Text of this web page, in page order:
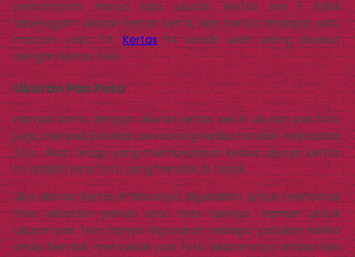
perkantoran. Hanya saja, ukuran kertas seri F tidak
seberagam ukuran kertas seri A, dan hanya terdapat satu
macam yaitu F4.KertasF4 sendiri lebih sering disebut
dengan kertas folio.
Ukuran Pas Foto
Hampir sama dengan ukuran kertas seri R, ukuran pas foto
juga menjadi patokan seseorang ketika hendak mencetak
foto. Akan tetapi yang membedakan kedua ukuran kertas
ini adalah jenis foto yang hendak di cetak.
Jika ukuran kertas R biasanya digunakan untuk mencetak
foto sebadan penuh atau foto lainnya, namun untuk
ukuran pas foto hanya digunakan sebagai patokan ketika
anda hendak mencetak pas foto. Macamnya antara lain